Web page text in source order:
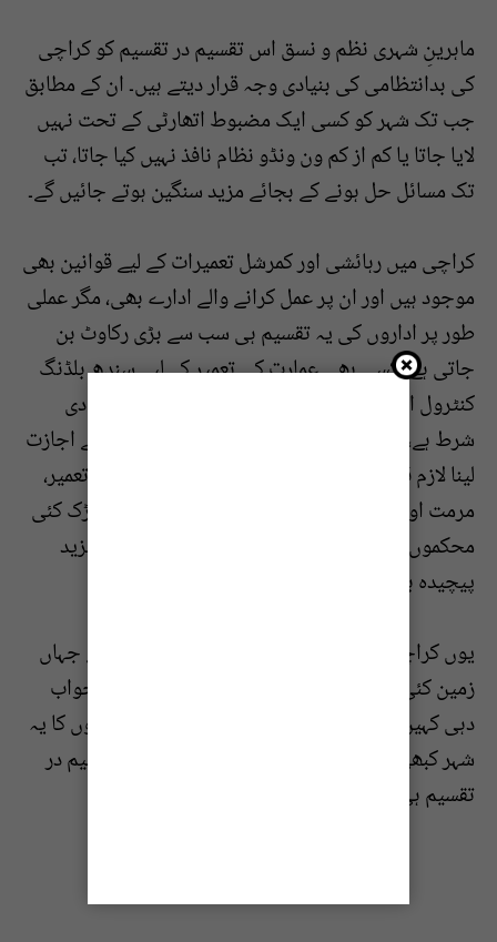
ماہرینِ شہری نظم و نسق اس تقسیم در تقسیم کو کراچی
کی بدانتظامی کی بنیادی وجہ قرار دیتے ہیں۔ ان کے مطابق
جب تک شہر کو کسی ایک مضبوط اتھارٹی کے تحت نہیں
لایا جاتا یا کم از کم ون ونڈو نظام نافذ نہیں کیا جاتا، تب
تک مسائل حل ہونے کے بجائے مزید سنگین ہوتے جائیں گے۔
کراچی میں رہائشی اور کمرشل تعمیرات کے لیے قوانین بھی
موجود ہیں اور ان پر عمل کرانے والے ادارے بھی، مگر عملی
طور پر اداروں کی یہ تقسیم ہی سب سے بڑی رکاوٹ بن
جاتی ہے۔ کسی بھی عمارت کی تعمیر کے لیے سندھ بلڈنگ
کنٹرول اتھارٹی (ایس بی سی اے) کی منظوری بنیادی
شرط ہے، مگر اس کے باوجود دیگر متعدد اداروں سے اجازت
لینا لازم قرار دیا گیا ہے۔ یہی صورتحال سڑکوں کی تعمیر،
مرمت اور یوٹیلیٹی منصوبوں کی ہے، جہاں ایک سڑک کئی
محکموں کی حدود میں آ کر ذمہ داری کے تعین کو مزید
پیچیدہ بنا دیتی ہے۔
یوں کراچی ایک ایسے شہر کی تصویر پیش کرتا ہے جہاں
زمین کئی کی ہے، اختیار کئی ہاتھوں میں ہے، مگر جواب
دہی کہیں نظر نہیں آتی۔ سوال یہ ہے کہ کیا روشنیوں کا یہ
شہر کبھی انتظامی تاریکی سے نکل سکے گا، یا تقسیم در
تقسیم ہی اس کا مقدر بنی رہے گی؟